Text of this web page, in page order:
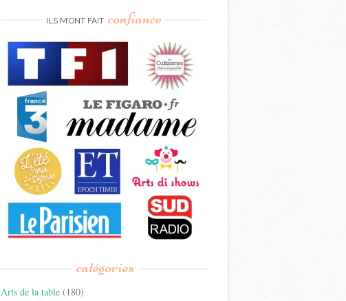
ILS M’ONT FAIT confiance
catégories
Arts de la table (180)